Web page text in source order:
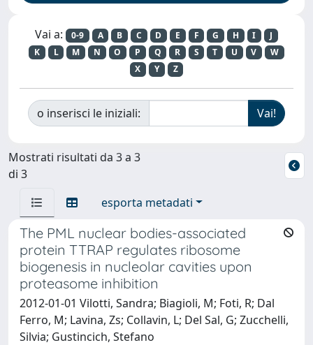
Vai a: 0-9 A B C D E F G H I
J
K
L M N O P Q R S T U V
W
X
Y Z
o inserisci le iniziali:
Mostrati risultati da 3 a 3
di 3
esporta metadati
The PML nuclear bodies-associated
protein TTRAP regulates ribosome
biogenesis in nucleolar cavities upon
proteasome inhibition
2012-01-01 Vilotti, Sandra; Biagioli, M; Foti, R; Dal
Ferro, M; Lavina, Zs; Collavin, L; Del Sal, G; Zucchelli,
Silvia; Gustincich, Stefano